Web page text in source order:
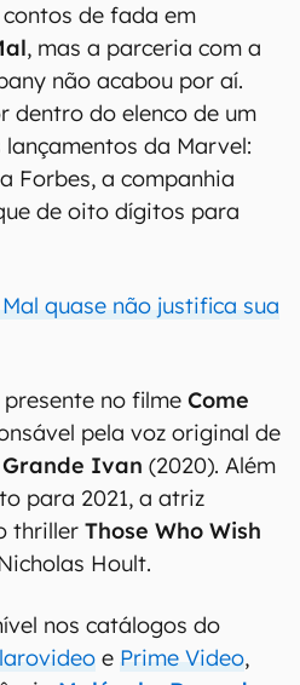
de fada em
, mas a parceria com a
não acabou por aí.
dentro do elenco de um
da Marvel:
Forbes, a companhia
de oito dígitos para
quase não justifica sua
no filme Come
pela voz original de
Grande Ivan (2020). Além
para 2021, a atriz
thriller Those Who Wish
Hoult.
nos catálogos do
e Prime Video,